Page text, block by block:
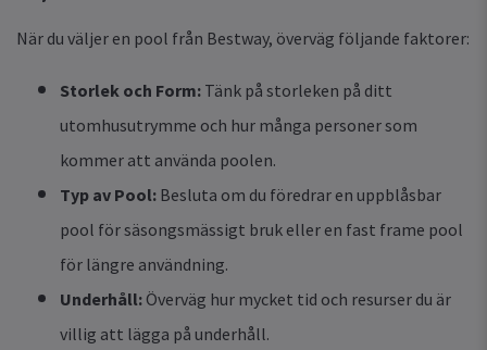
När du väljer en pool från Bestway, överväg följande faktorer:
Storlek och Form: Tänk på storleken på ditt
utomhusutrymme och hur många personer som
kommer att använda poolen.
Typ av Pool: Besluta om du föredrar en uppblåsbar
pool för säsongsmässigt bruk eller en fast frame pool
för längre användning.
Underhåll: Överväg hur mycket tid och resurser du är
villig att lägga på underhåll.